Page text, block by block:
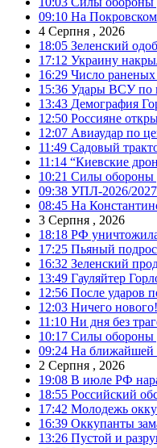
09:10 На
4 Серпня , 2026
18:05 Зеленский
17:12 Украину
16:29 Число
15:36 Удары ВСУ по
13:43 Демография
12:50 Россияне
12:07 Авиаудар по
11:49 Садовый
11:14 “Киевские
10:21 Силы обороны
09:38 УПЛ-2026/
08:45 На
3 Серпня , 2026
18:18 РФ
17:25 Пьяный
16:32 Зеленский
13:49 Гауляйтер
12:56 После ударов
12:03 Ничего
11:10 Ни дня без
10:17 Силы обороны
09:24 На ближайшей
2 Серпня , 2026
19:08 В июле РФ
18:55 Российский
17:42 Молодежь
16:39 Оккупанты
13:26 Пустой и